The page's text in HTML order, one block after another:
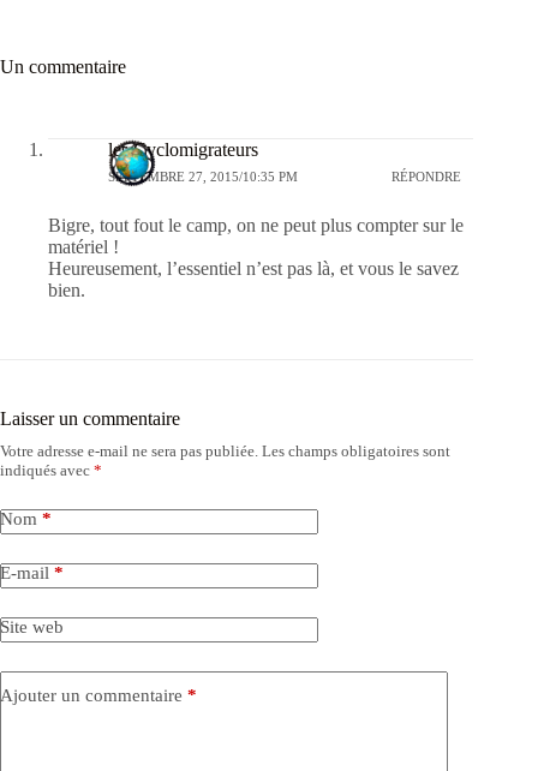
Un commentaire
les Cyclomigrateurs
SEPTEMBRE 27, 2015/10:35 PM RÉPONDRE
Bigre, tout fout le camp, on ne peut plus compter sur le
matériel !
Heureusement, l’essentiel n’est pas là, et vous le savez
bien.
Laisser un commentaire
Votre adresse e-mail ne sera pas publiée. Les champs obligatoires sont
indiqués avec *
Nom *
E-mail *
Site web
Ajouter un commentaire *